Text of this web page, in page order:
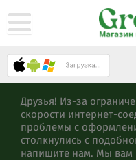
Друзья! Из-за
скорости интернет-
проблемы с
столкнулись с
напишите нам. Мы